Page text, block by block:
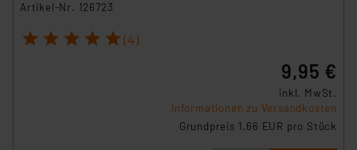
Artikel-Nr. 126723
1 2 3 4 5 (4)
9,95 €
inkl. MwSt.
Informationen zu Versandkosten
Grundpreis 1.66 EUR pro Stück